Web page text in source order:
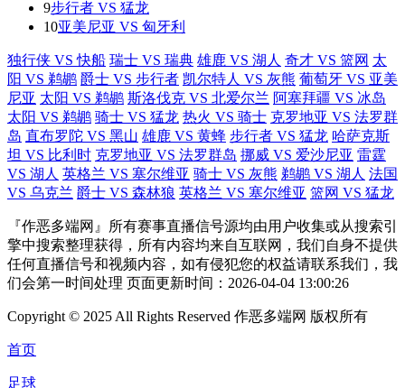
9步行者 VS 猛龙
10亚美尼亚 VS 匈牙利
独行侠 VS 快船 瑞士 VS 瑞典 雄鹿 VS 湖人 奇才 VS 篮网 太
阳 VS 鹈鹕 爵士 VS 步行者 凯尔特人 VS 灰熊 葡萄牙 VS 亚美
尼亚 太阳 VS 鹈鹕 斯洛伐克 VS 北爱尔兰 阿塞拜疆 VS 冰岛
太阳 VS 鹈鹕 骑士 VS 猛龙 热火 VS 骑士 克罗地亚 VS 法罗群
岛 直布罗陀 VS 黑山 雄鹿 VS 黄蜂 步行者 VS 猛龙 哈萨克斯
坦 VS 比利时 克罗地亚 VS 法罗群岛 挪威 VS 爱沙尼亚 雷霆
VS 湖人 英格兰 VS 塞尔维亚 骑士 VS 灰熊 鹈鹕 VS 湖人 法国
VS 乌克兰 爵士 VS 森林狼 英格兰 VS 塞尔维亚 篮网 VS 猛龙
『作恶多端网』所有赛事直播信号源均由用户收集或从搜索引
擎中搜索整理获得，所有内容均来自互联网，我们自身不提供
任何直播信号和视频内容，如有侵犯您的权益请联系我们，我
们会第一时间处理 页面更新时间：2026-04-04 13:00:26
Copyright © 2025 All Rights Reserved 作恶多端网 版权所有
首页
足球